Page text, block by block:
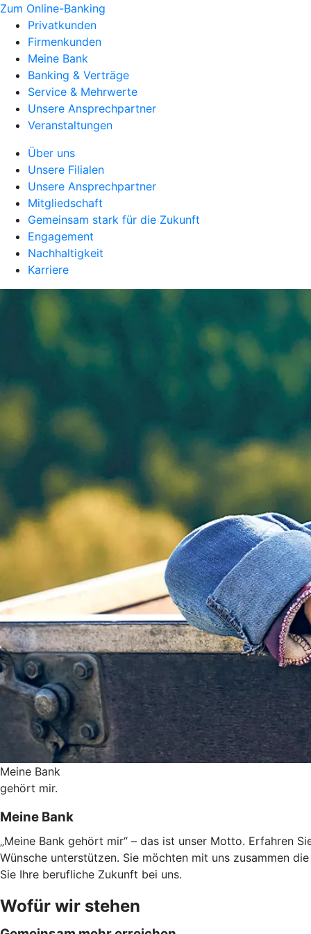
Zum Online-Banking
Privatkunden
Firmenkunden
Meine Bank
Banking & Verträge
Service & Mehrwerte
Unsere Ansprechpartner
Veranstaltungen
Über uns
Unsere Filialen
Unsere Ansprechpartner
Mitgliedschaft
Gemeinsam stark für die Zukunft
Engagement
Nachhaltigkeit
Karriere
Meine Bank
gehört mir.
Meine Bank
„Meine Bank gehört mir“ – das ist unser Motto. Erfahren
Wünsche unterstützen. Sie möchten mit uns zusammen
Sie Ihre berufliche Zukunft bei uns.
Wofür wir stehen